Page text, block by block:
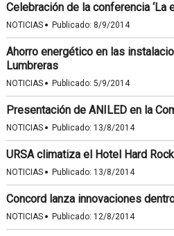
Celebración de la conferencia ‘La
NOTICIAS · Publicado: 8/9/2014
Ahorro energético en las
Lumbreras
NOTICIAS · Publicado: 5/9/2014
Presentación de ANILED en la
NOTICIAS · Publicado: 13/8/2014
URSA climatiza el Hotel Hard
NOTICIAS · Publicado: 13/8/2014
Concord lanza innovaciones
NOTICIAS · Publicado: 12/8/2014